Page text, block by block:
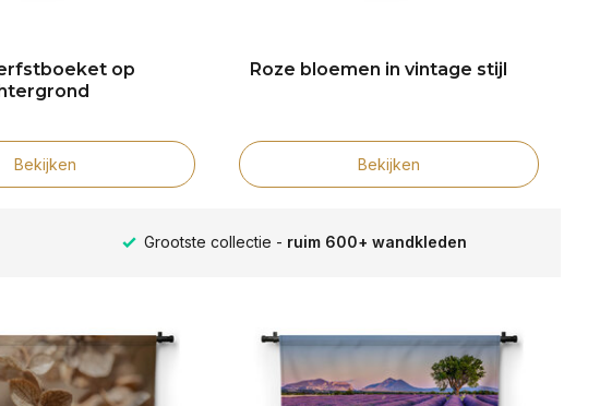
op
Bekijken
Roze bloemen in vintage stijl
Bekijken
Verschillende formaten -altijd een passende maat